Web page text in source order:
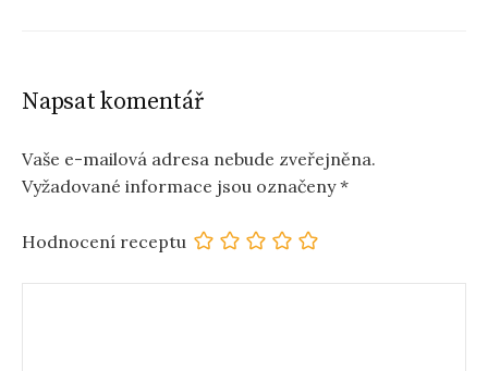
Napsat komentář
Vaše e-mailová adresa nebude zveřejněna.
Vyžadované informace jsou označeny*
Hodnocení receptu